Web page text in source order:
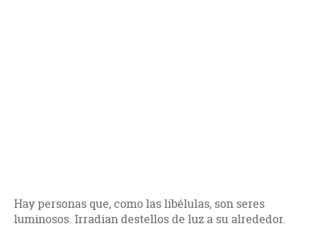
Hay personas que, como las libélulas, son seres
luminosos. Irradian destellos de luz a su alrededor.